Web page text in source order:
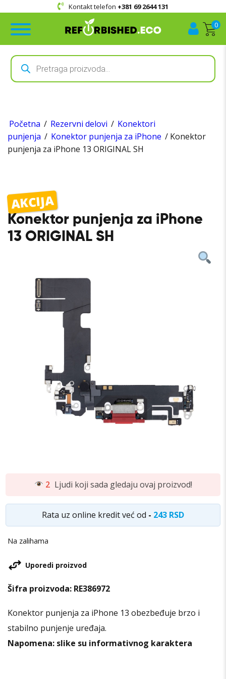
Kontakt telefon +381 69 2644 131
0
Products
search
Početna / Rezervni delovi / Konektori
punjenja / Konektor punjenja za iPhone / Konektor
punjenja za iPhone 13 ORIGINAL SH
2 Ljudi koji sada gledaju ovaj proizvod!
Rata uz online kredit već od - 243 RSD
AKCIJA
Konektor punjenja za iPhone
13 ORIGINAL SH
Na zalihama
Konektor punjenja za iPhone 13 obezbeđuje brzo i
stabilno punjenje uređaja.
Napomena: slike su informativnog karaktera
Uporedi proizvod
Šifra proizvoda: RE386972